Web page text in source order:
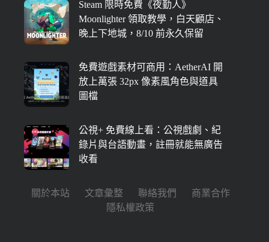
Steam 限時免費《夜勤人》
Moonlighter 領取教學，白天顧店、
晚上下地城，8/10 前永久保留
免費遊戲素材可商用：AetherAI 開
放上萬張 32px 像素風角色與道具
圖檔
公視+ 免費線上看：公視戲劇、紀
錄片與台語動畫，註冊就能無廣告
收看
關於本站 文章彙整 聯絡我們
商業合作
隱私權政策